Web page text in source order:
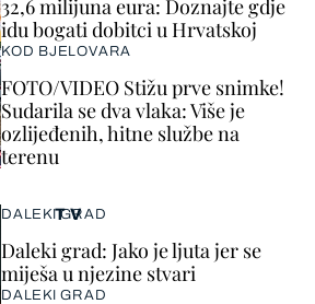
32,6 milijuna eura: Doznajte gdje
idu bogati dobitci u Hrvatskoj
KOD BJELOVARA
FOTO/VIDEO Stižu prve snimke!
Sudarila se dva vlaka: Više je
ozlijeđenih, hitne službe na
terenu
TV
DALEKI GRAD
Daleki grad: Jako je ljuta jer se
miješa u njezine stvari
DALEKI GRAD